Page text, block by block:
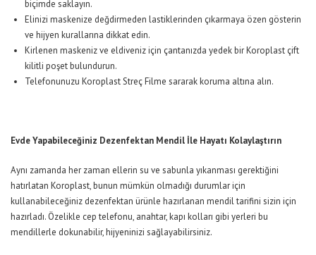
biçimde saklayın.
Elinizi maskenize değdirmeden lastiklerinden çıkarmaya özen gösterin
ve hijyen kurallarına dikkat edin.
Kirlenen maskeniz ve eldiveniz için çantanızda yedek bir Koroplast çift
kilitli poşet bulundurun.
Telefonunuzu Koroplast Streç Filme sararak koruma altına alın.
Evde Yapabileceğiniz Dezenfektan Mendil İle Hayatı Kolaylaştırın
Aynı zamanda her zaman ellerin su ve sabunla yıkanması gerektiğini
hatırlatan Koroplast, bunun mümkün olmadığı durumlar için
kullanabileceğiniz dezenfektan ürünle hazırlanan mendil tarifini sizin için
hazırladı. Özelikle cep telefonu, anahtar, kapı kolları gibi yerleri bu
mendillerle dokunabilir, hijyeninizi sağlayabilirsiniz.